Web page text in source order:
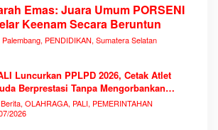
Emas: Juara Umum PORSENI
Keenam Secara Beruntun
PENDIDIKAN, Sumatera Selatan
Luncurkan PPLPD 2026, Cetak Atlet
Berprestasi Tanpa Mengorbankan
OLAHRAGA, PALI, PEMERINTAHAN
2026